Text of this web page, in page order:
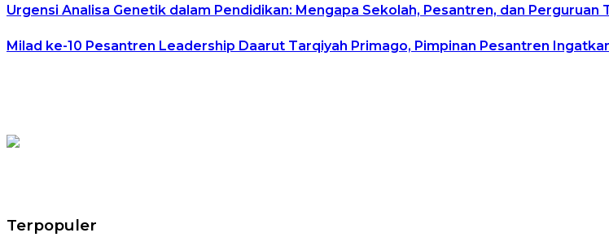
Urgensi Analisa Genetik dalam Pendidikan: Mengapa Sekolah, Pesantren, dan Perguruan
Milad ke-10 Pesantren Leadership Daarut Tarqiyah Primago, Pimpinan Pesantren
Terpopuler